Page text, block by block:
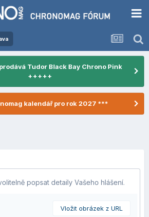
Tudor Black Bay Chrono Pink
+++++
kalendář pro rok 2027 ***
popsat detaily Vašeho hlášení.
Vložit obrázek z URL